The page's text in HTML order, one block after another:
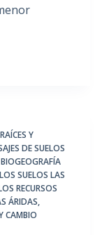
Y
DE SUELOS
LOS SUELOS LAS
RECURSOS
ÁRIDAS,
CAMBIO